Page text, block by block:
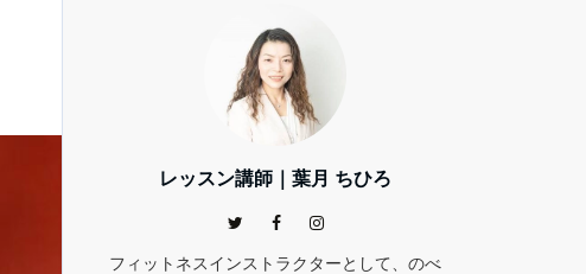
レッスン講師｜葉月 ちひろ
フィットネスインストラクターとして、のべ